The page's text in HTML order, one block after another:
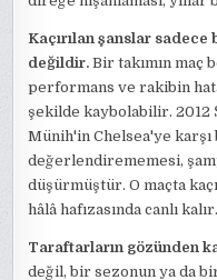
Kaçırılan şanslar sadece
değildir. Bir takımın maç
performans ve rakibin
şekilde kaybolabilir.
Münih'in Chelsea'ye karşı
değerlendirememesi,
düşürmüştür. O maçta
hâlâ hafızasında canlı kalır.
Taraftarların gözünden
değil, bir sezonun ya da